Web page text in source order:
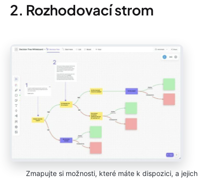
2. Rozhodovací strom
Zmapujte si možnosti, které máte k dispozici, a jejich